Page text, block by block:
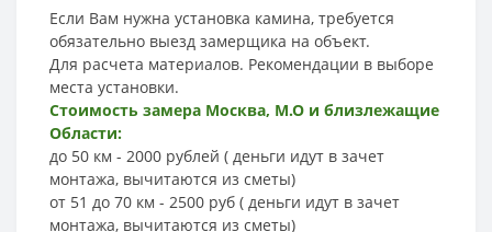
Если Вам нужна установка камина, требуется
обязательно выезд замерщика на объект.
Для расчета материалов. Рекомендации в выборе
места установки.
Стоимость замера Москва, М.О и близлежащие
Области:
до 50 км - 2000 рублей ( деньги идут в зачет
монтажа, вычитаются из сметы)
от 51 до 70 км - 2500 руб ( деньги идут в зачет
монтажа, вычитаются из сметы)